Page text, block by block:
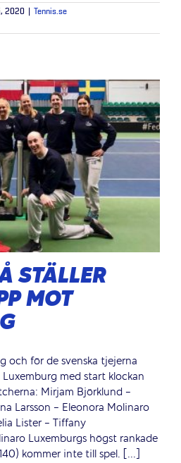
2020 Tennis.se
STÄLLER
MOT
och för de svenska tjejerna
med start klockan
Mirjam Björklund -
Larsson - Eleonora Molinaro
Lister - Tiffany
Luxemburgs högst rankade
kommer inte till spel. [...]